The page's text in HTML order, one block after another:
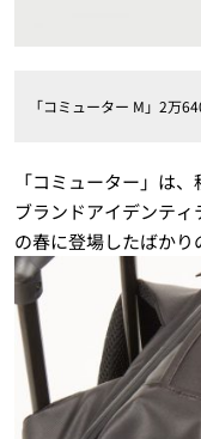
「コミューター M」2万
「コミューター」は
ブランドアイデンテ
の春に登場したばかり